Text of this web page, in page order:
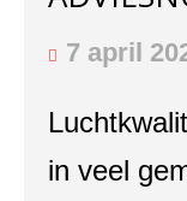
7 april
in veel